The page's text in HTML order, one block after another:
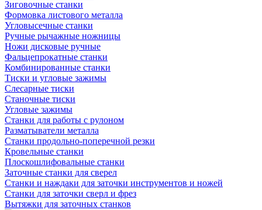
Зиговочные станки
Формовка листового металла
Угловысечные станки
Ручные рычажные ножницы
Ножи дисковые ручные
Фальцепрокатные станки
Комбинированные станки
Тиски и угловые зажимы
Слесарные тиски
Станочные тиски
Угловые зажимы
Станки для работы с рулоном
Разматыватели металла
Станки продольно-поперечной резки
Кровельные станки
Плоскошлифовальные станки
Заточные станки для сверел
Станки и наждаки для заточки инструментов и ножей
Станки для заточки сверл и фрез
Вытяжки для заточных станков